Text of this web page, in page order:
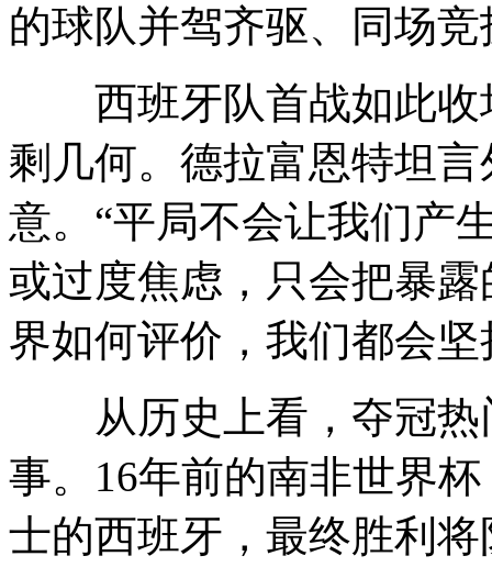
的球队并驾齐驱、同场竞
西班牙队首战如此收
剩几何。德拉富恩特坦
意。“平局不会让我们产
或过度焦虑，只会把暴
界如何评价，我们都会
从历史上看，夺冠热
事。16年前的南非世界
士的西班牙，最终胜利